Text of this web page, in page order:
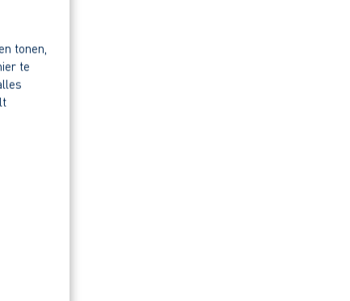
tonen,
te